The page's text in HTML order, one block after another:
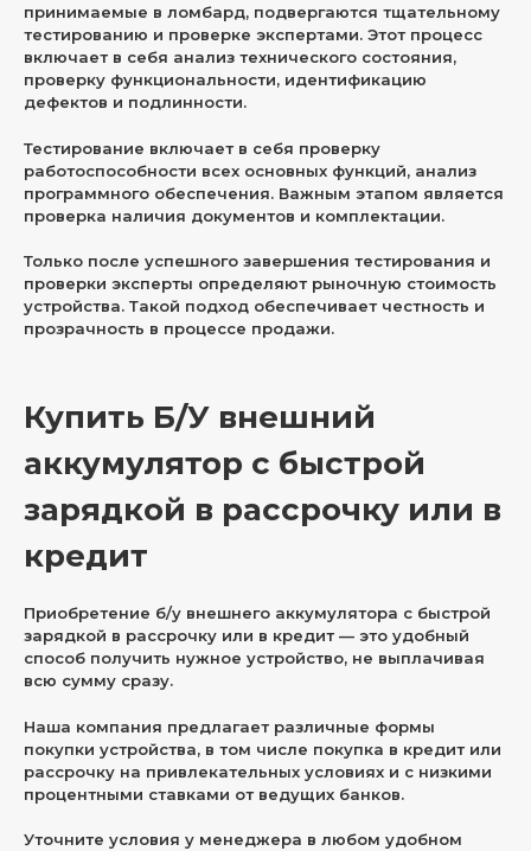
принимаемые в ломбард, подвергаются тщательному
тестированию и проверке экспертами. Этот процесс
включает в себя анализ технического состояния,
проверку функциональности, идентификацию
дефектов и подлинности.
Тестирование включает в себя проверку
работоспособности всех основных функций, анализ
программного обеспечения. Важным этапом является
проверка наличия документов и комплектации.
Только после успешного завершения тестирования и
проверки эксперты определяют рыночную стоимость
устройства. Такой подход обеспечивает честность и
прозрачность в процессе продажи.
Купить Б/У внешний
аккумулятор с быстрой
зарядкой в рассрочку или в
кредит
Приобретение б/у внешнего аккумулятора с быстрой
зарядкой в рассрочку или в кредит — это удобный
способ получить нужное устройство, не выплачивая
всю сумму сразу.
Наша компания предлагает различные формы
покупки устройства, в том числе покупка в кредит или
рассрочку на привлекательных условиях и с низкими
процентными ставками от ведущих банков.
Уточните условия у менеджера в любом удобном